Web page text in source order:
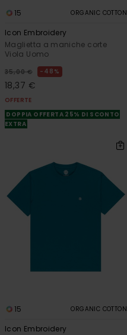
15 ORGANIC COTTON
Icon Embroidery
Maglietta a maniche corte
Viola Uomo
35,00 € 48%
18,37 €
OFFERTE
DOPPIA OFFERTA 25% DI SCONTO
EXTRA
15 ORGANIC COTTON
Icon Embroidery